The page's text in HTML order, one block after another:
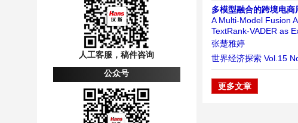
人工客服，稿件咨询
公众号
多模型融合的跨境电
A Multi-Model Fusion
TextRank-VADER as
张楚雅婷
世界经济探索 Vol.15
更多文章